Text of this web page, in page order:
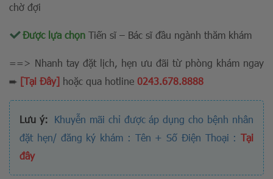
chờ đợi
Được lựa chọn Tiến sĩ – Bác sĩ đầu ngành thăm khám
==> Nhanh tay đặt lịch, hẹn ưu đãi từ phòng khám ngay
➨ [Tại Đây] hoặc qua hotline 0243.678.8888
Lưu ý: Khuyễn mãi chỉ được áp dụng cho bệnh nhân
đặt hẹn/ đăng ký khám : Tên + Số Điện Thoại : Tại
đây